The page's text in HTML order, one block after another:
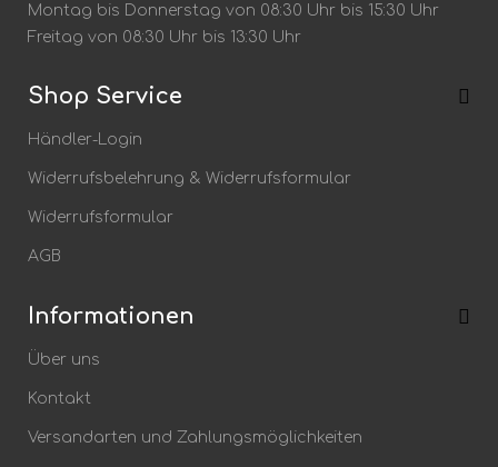
Die mit einem * markierten Felder sind Pflichtfelder.
Montag bis Donnerstag von 08:30 Uhr bis 15:30 Uhr
Freitag von 08:30 Uhr bis 13:30 Uhr
Shop Service
Händler-Login
Widerrufsbelehrung & Widerrufsformular
Widerrufsformular
AGB
Informationen
Über uns
Kontakt
Versandarten und Zahlungsmöglichkeiten